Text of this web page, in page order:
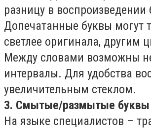
разницу в воспроизведении
Допечатанные буквы могут
светлее оригинала, другим
Между словами возможны
интервалы. Для удобства
увеличительным стеклом.
3. Смытые/размытые
На языке специалистов –